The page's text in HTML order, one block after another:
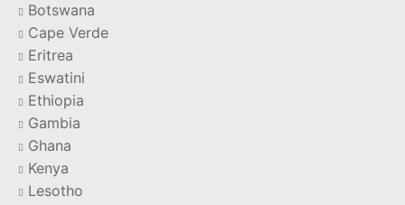
Botswana
Cape Verde
Eritrea
Eswatini
Ethiopia
Gambia
Ghana
Kenya
Lesotho